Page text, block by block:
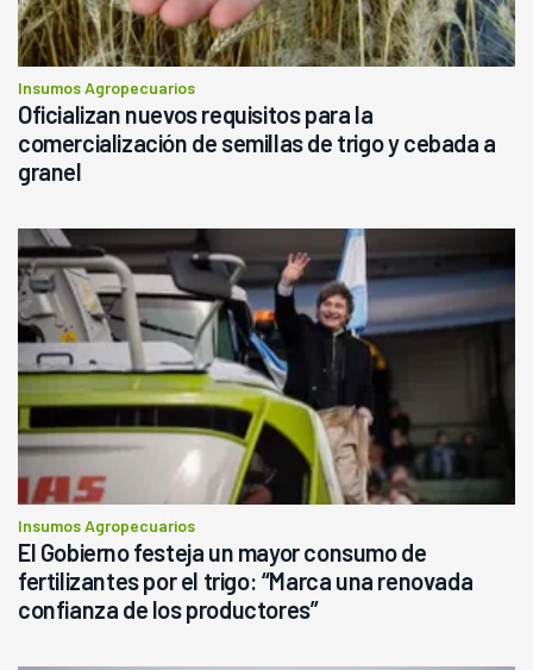
Insumos Agropecuarios
Oficializan nuevos requisitos para la
comercialización de semillas de trigo y cebada a
granel
Insumos Agropecuarios
El Gobierno festeja un mayor consumo de
fertilizantes por el trigo: “Marca una renovada
confianza de los productores”